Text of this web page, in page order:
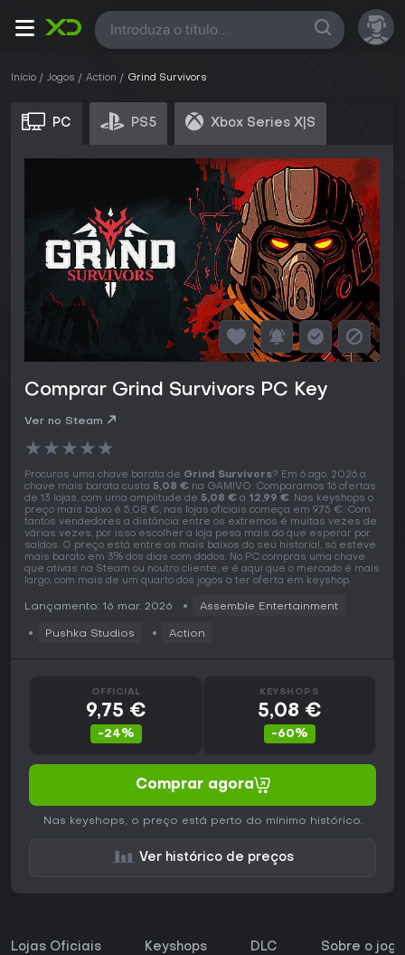
Todas
Início Jogos Action Grind Survivors
PC PS5 Xbox Series X|S
Comprar Grind Survivors PC Key
Ver no Steam
★★★★★
Procuras uma chave barata de Grind Survivors? Em 6 ago. 2026 a
chave mais barata custa 5,08 € na GAMIVO. Comparamos 16 ofertas
de 13 lojas, com uma amplitude de 5,08 € a 12,99 €. Nas keyshops o
preço mais baixo é 5,08 €, nas lojas oficiais começa em 9,75 €. Com
tantos vendedores a distância entre os extremos é muitas vezes de
várias vezes, por isso escolher a loja pesa mais do que esperar por
saldos. O preço está entre os mais baixos do seu historial, só esteve
mais barato em 3% dos dias com dados. No PC compras uma chave
que ativas na Steam ou noutro cliente, e é aqui que o mercado é mais
largo, com mais de um quarto dos jogos a ter oferta em keyshop.
Lançamento: 16 mar. 2026 Assemble Entertainment
Pushka Studios Action
OFFICIAL
9,75 €
-24%
KEYSHOPS
5,08 €
-60%
Comprar agora
Nas keyshops, o preço está perto do mínimo histórico.
Ver histórico de preços
Lojas Oficiais Keyshops DLC Sobre o jogo